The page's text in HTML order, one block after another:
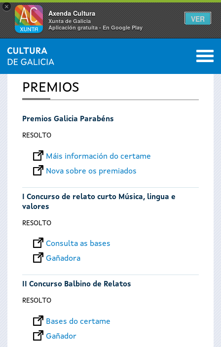
×
Axenda Cultura
Xunta de Galicia
Aplicación gratuíta - En Google Play
VER
Vostede
está
aquí
INICIO 0
PREMIOS
Premios Galicia Parabéns
RESOLTO
Máis información do certame
Nova sobre os premiados
I Concurso de relato curto Música, lingua e
valores
RESOLTO
Consulta as bases
Gañadora
II Concurso Balbino de Relatos
RESOLTO
Bases do certame
Gañador